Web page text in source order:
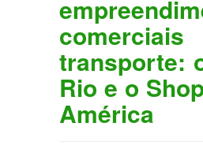
transporte:
Rio e o
América